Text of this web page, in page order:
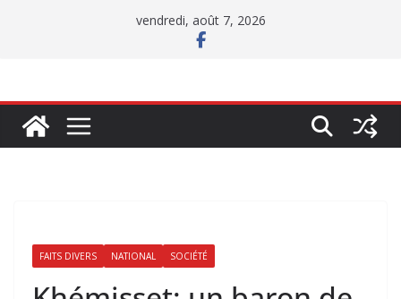
vendredi, août 7, 2026
FAITS DIVERS NATIONAL SOCIÉTÉ